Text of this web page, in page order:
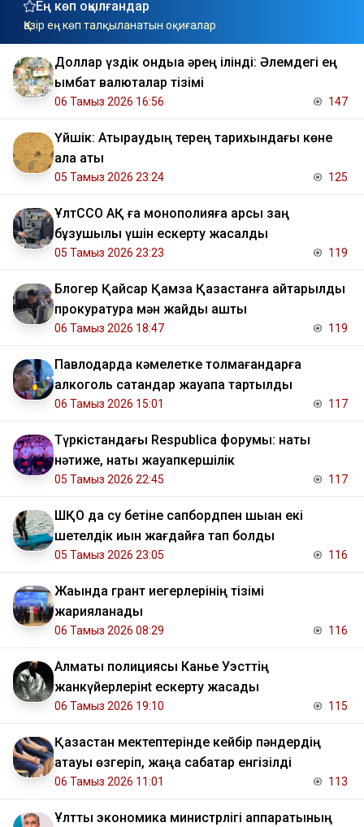
Ең көп оқылғандар
Қазір ең көп талқыланатын оқиғалар
Доллар үздік ондыққа әрең ілінді: Әлемдегі ең
қымбат валюталар тізімі
06 Тамыз 2026 16:56 147
Үйшік: Атыраудың терең тарихындағы көне
қала аты
05 Тамыз 2026 23:24 125
ҰлтССО АҚ ға монополияға қарсы заң
бұзушылық үшін ескерту жасалды
05 Тамыз 2026 23:23 119
Блогер Қайсар Қамза Қазақстанға қайтарылды
прокуратура мән жайды ашты
06 Тамыз 2026 18:47 119
Павлодарда кәмелетке толмағандарға
алкоголь сатқандар жауапқа тартылды
06 Тамыз 2026 15:01 117
Түркістандағы Respublica форумы: нақты
нәтиже, нақты жауапкершілік
05 Тамыз 2026 22:45 117
ШҚО да су бетіне сапбордпен шыққан екі
шетелдік қиын жағдайға тап болды
05 Тамыз 2026 23:05 116
Жақында грант иегерлерінің тізімі
жарияланады
06 Тамыз 2026 08:29 116
Алматы полициясы Канье Уэсттің
жанкүйерлерінt ескерту жасады
06 Тамыз 2026 19:10 115
Қазақстан мектептерінде кейбір пәндердің
атауы өзгеріп, жаңа сабақтар енгізілді
06 Тамыз 2026 11:01 113
Ұлттық экономика министрлігі аппаратының